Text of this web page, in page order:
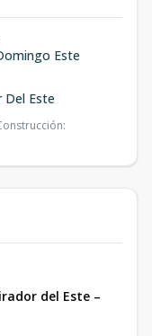
Este
Del Este
:
del Este –